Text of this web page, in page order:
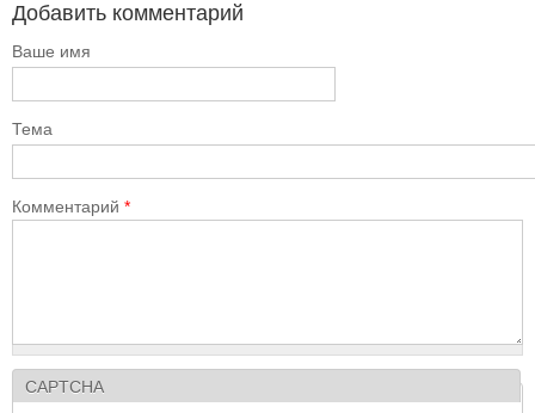
Добавить комментарий
Ваше имя
Тема
Комментарий *
CAPTCHA